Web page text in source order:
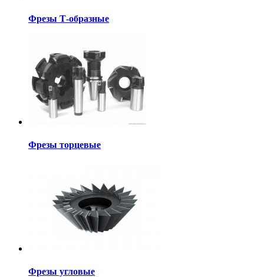
Фрезы Т-образные
Фрезы торцевые
Фрезы угловые